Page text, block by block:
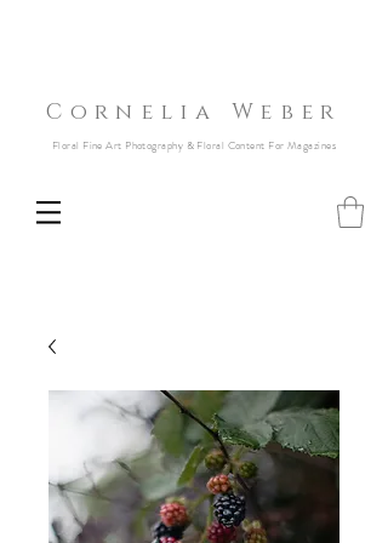
Cornelia Weber
Floral Fine Art Photography & Floral Content For Magazines